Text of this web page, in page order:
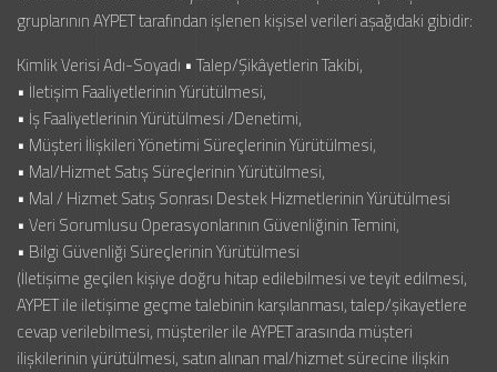
gruplarının AYPET tarafından işlenen kişisel verileri aşağıdaki gibidir:
Kimlik Verisi Adı-Soyadı • Talep/Şikâyetlerin Takibi,
• İletişim Faaliyetlerinin Yürütülmesi,
• İş Faaliyetlerinin Yürütülmesi /Denetimi,
• Müşteri İlişkileri Yönetimi Süreçlerinin Yürütülmesi,
• Mal/Hizmet Satış Süreçlerinin Yürütülmesi,
• Mal / Hizmet Satış Sonrası Destek Hizmetlerinin Yürütülmesi
• Veri Sorumlusu Operasyonlarının Güvenliğinin Temini,
• Bilgi Güvenliği Süreçlerinin Yürütülmesi
(İletişime geçilen kişiye doğru hitap edilebilmesi ve teyit edilmesi,
AYPET ile iletişime geçme talebinin karşılanması, talep/şikayetlere
cevap verilebilmesi, müşteriler ile AYPET arasında müşteri
ilişkilerinin yürütülmesi, satın alınan mal/hizmet sürecine ilişkin